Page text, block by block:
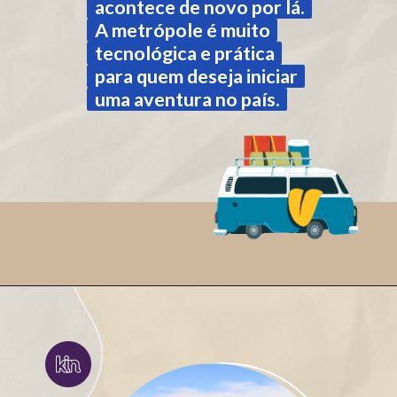
acontece de novo por lá.
A metrópole é muito
tecnológica e prática
para quem deseja iniciar
uma aventura no país.
acontece de novo por lá.
A metrópole é muito
tecnológica e prática
para quem deseja iniciar
uma aventura no país.